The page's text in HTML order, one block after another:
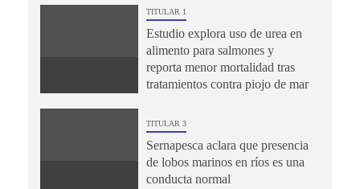
TITULAR 1
Estudio explora uso de urea en
alimento para salmones y
reporta menor mortalidad tras
tratamientos contra piojo de mar
TITULAR 3
Sernapesca aclara que presencia
de lobos marinos en ríos es una
conducta normal